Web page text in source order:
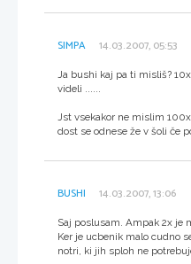
SIMPA 14.03.2007, 05:53
Ja bushi kaj pa ti misliš?
videli ......
Jst vsekakor ne mislim
dost se odnese že v šoli če
BUSHI 14.03.2007, 13:06
Saj poslusam. Ampak 2x je
Ker je ucbenik malo cudno
notri, ki jih sploh ne